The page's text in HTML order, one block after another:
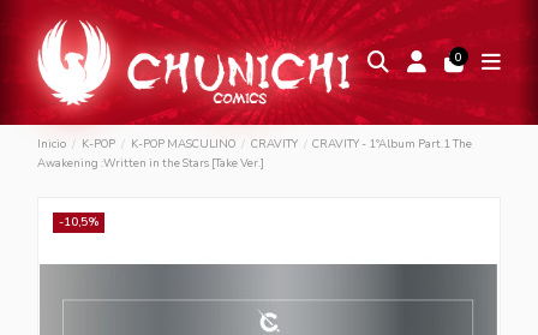
0
Inicio K-POP K-POP MASCULINO CRAVITY
CRAVITY - 1ºAlbum Part.1 The
Awakening :Written in the Stars [Take Ver.]
-10,5%